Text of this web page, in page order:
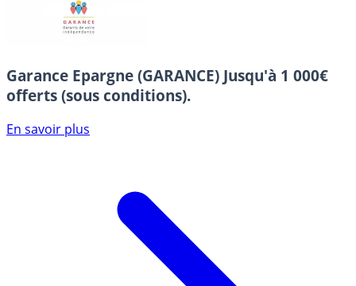
Garance Epargne (GARANCE) Jusqu'à 1 000€
offerts (sous conditions).
En savoir plus